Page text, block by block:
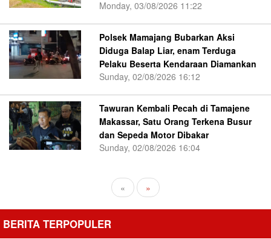
Monday, 03/08/2026 11:22
Polsek Mamajang Bubarkan Aksi
Diduga Balap Liar, enam Terduga
Pelaku Beserta Kendaraan Diamankan
Sunday, 02/08/2026 16:12
Tawuran Kembali Pecah di Tamajene
Makassar, Satu Orang Terkena Busur
dan Sepeda Motor Dibakar
Sunday, 02/08/2026 16:04
« »
BERITA TERPOPULER